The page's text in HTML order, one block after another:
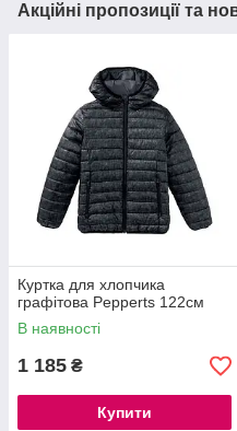
Акційні пропозиції та
Куртка для хлопчика
графітова Pepperts 122см
В наявності
1 185 ₴
Купити